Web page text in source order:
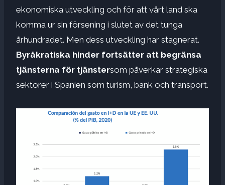
ekonomiska utveckling och för att vårt land ska
komma ur sin försening i slutet av det tunga
århundradet. Men dess utveckling har stagnerat.
Byråkratiska hinder fortsätter att begränsa
tjänsterna för tjänstersom påverkar strategiska
sektorer i Spanien som turism, bank och transport.